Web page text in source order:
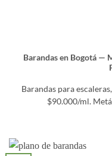
Barandas en Bogotá —
Barandas para
$90.000/ml.